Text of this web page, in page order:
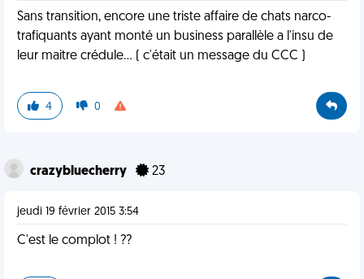
Sans transition, encore une triste affaire de chats narco-
trafiquants ayant monté un business parallèle a l'insu de
leur maitre crédule... ( c'était un message du CCC )
4 0
crazybluecherry 23
jeudi 19 février 2015 3:54
C'est le complot ! ??